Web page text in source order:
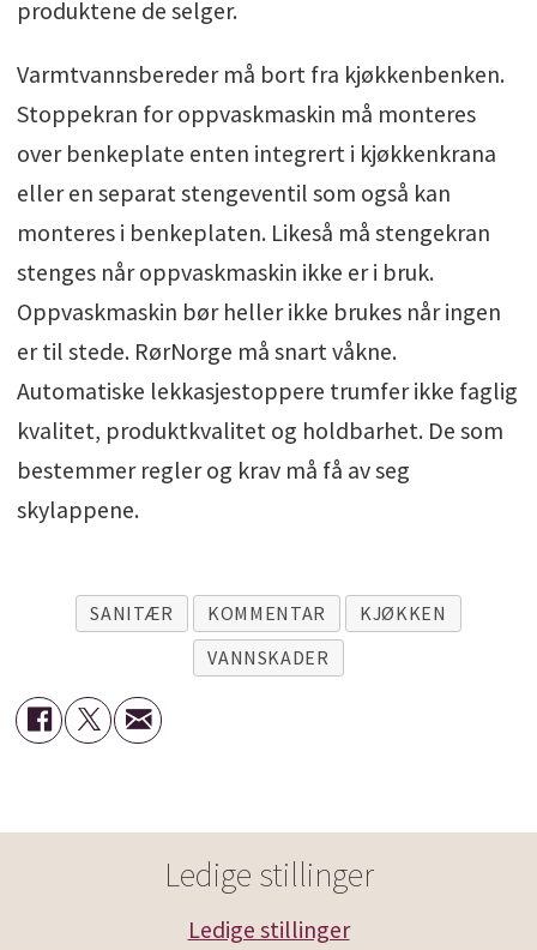
produktene de selger.
Varmtvannsbereder må bort fra kjøkkenbenken.
Stoppekran for oppvaskmaskin må monteres
over benkeplate enten integrert i kjøkkenkrana
eller en separat stengeventil som også kan
monteres i benkeplaten. Likeså må stengekran
stenges når oppvaskmaskin ikke er i bruk.
Oppvaskmaskin bør heller ikke brukes når ingen
er til stede. RørNorge må snart våkne.
Automatiske lekkasjestoppere trumfer ikke faglig
kvalitet, produktkvalitet og holdbarhet. De som
bestemmer regler og krav må få av seg
skylappene.
SANITÆR KOMMENTAR
KJØKKEN
VANNSKADER
Ledige stillinger
Ledige stillinger